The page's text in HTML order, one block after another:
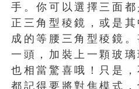
手。你可以選擇三面
正三角型稜鏡，或是
成的等腰三角型稜鏡
一頭，加裝上一顆玻
也相當驚喜哦！只是，
都記得要將對焦模式，